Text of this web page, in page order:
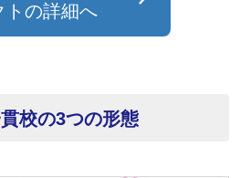
トの詳細へ
校の3つの形態